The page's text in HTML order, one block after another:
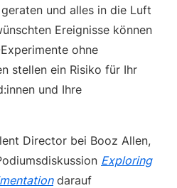
und alles in die Luft
Ereignisse können
ohne
stellen ein Risiko für Ihr
und Ihre
Director bei Booz Allen,
Exploring
darauf